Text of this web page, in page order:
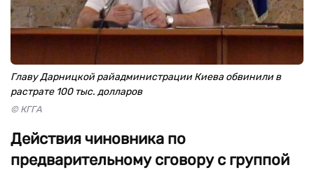
Главу Дарницкой райадминистрации Киева обвинили в
растрате 100 тыс. долларов
© КГГА
Действия чиновника по
предварительному сговору с группой